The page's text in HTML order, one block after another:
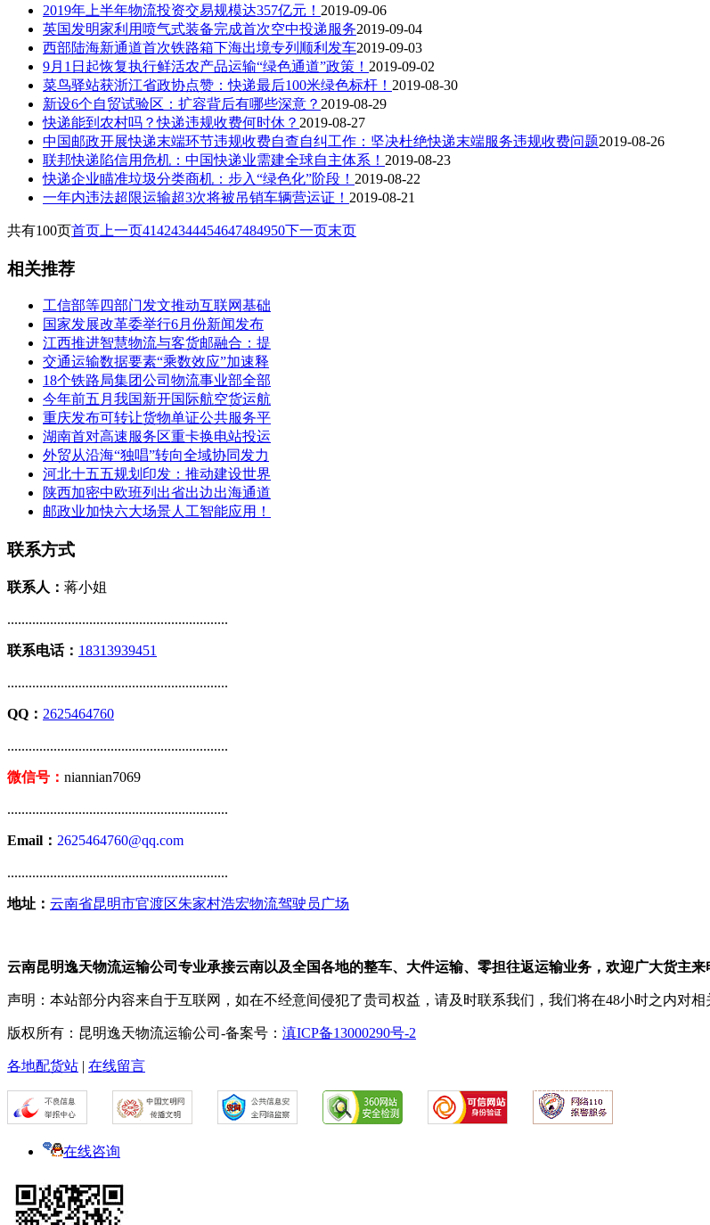
2019年上半年物流投资交易规模达357亿元！ 2019-09-06
英国发明家利用喷气式装备完成首次空中投递服务2019-09-04
西部陆海新通道首次铁路箱下海出境专列顺利发车2019-09-03
9月1日起恢复执行鲜活农产品运输“绿色通道”政策！ 2019-09-02
菜鸟驿站获浙江省政协点赞：快递最后100米绿色标杆！ 2019-08-30
新设6个自贸试验区：扩容背后有哪些深意？ 2019-08-29
快递能到农村吗？快递违规收费何时休？ 2019-08-27
中国邮政开展快递末端环节违规收费自查自纠工作：坚决杜绝快递末端服务违规收费问题2019-08-26
联邦快递陷信用危机：中国快递业需建全球自主体系！ 2019-08-23
快递企业瞄准垃圾分类商机：步入“绿色化”阶段！ 2019-08-22
一年内违法超限运输超3次将被吊销车辆营运证！ 2019-08-21
共有100页首页 上一页41424344454647484950下一页末页
相关推荐
工信部等四部门发文推动互联网基础
国家发展改革委举行6月份新闻发布
江西推进智慧物流与客货邮融合：提
交通运输数据要素“乘数效应”加速释
18个铁路局集团公司物流事业部全部
今年前五月我国新开国际航空货运航
重庆发布可转让货物单证公共服务平
湖南首对高速服务区重卡换电站投运
外贸从沿海“独唱”转向全域协同发力
河北十五五规划印发：推动建设世界
陕西加密中欧班列出省出边出海通道
邮政业加快六大场景人工智能应用！
联系方式
联系人： 蒋小姐
..............................................................
联系电话： 18313939451
..............................................................
QQ： 2625464760
..............................................................
微信号： niannian7069
..............................................................
Email： 2625464760@qq.com
..............................................................
地址： 云南省昆明市官渡区朱家村浩宏物流驾驶员广场
云南昆明逸天物流运输公司专业承接云南以及全国各地的整车、大件运输、零担往返运输业务，欢迎广大货主来
声明：本站部分内容来自于互联网，如在不经意间侵犯了贵司权益，请及时联系我们，我们将在48小时之内对相
版权所有：昆明逸天物流运输公司-备案号： 滇ICP备13000290号-2
各地配货站 | 在线留言
在线咨询